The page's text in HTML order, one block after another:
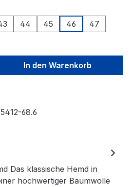
44 45 46
47
Gib den
In den Warenkorb
68.6
Das klassische Hemd in
hochwertiger Baumwolle